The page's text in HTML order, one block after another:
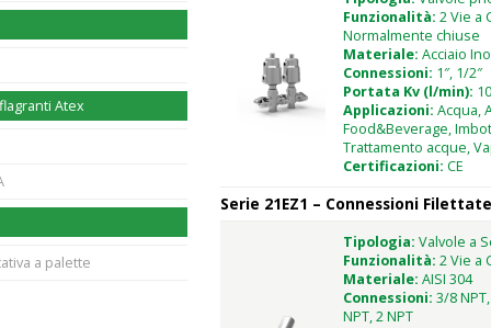
Atex
a palette
Funzionalità: 2 Vie a
Normalmente chiuse
Materiale: Acciaio
Connessioni: 1″, 1/2″
Portata Kv (l/min):
Applicazioni: Acqua,
Food&Beverage,
Trattamento acque,
Certificazioni: CE
Serie 21EZ1 – Connessioni
Tipologia: Valvole a
Funzionalità: 2 Vie a
Materiale: AISI 304
Connessioni: 3/8
NPT, 2 NPT